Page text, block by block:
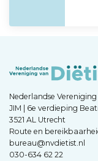
Nederlandse
JIM | 6e verdieping
3521 AL Utrecht
Route en
bureau@nvdietist.nl
030-634 62 22